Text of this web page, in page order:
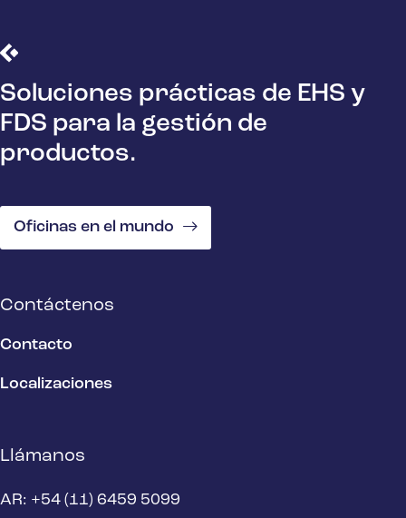
Soluciones prácticas de EHS y
FDS para la gestión de
productos.
Oficinas en el mundo
Contáctenos
Contacto
Localizaciones
Llámanos
AR: +54 (11) 6459 5099